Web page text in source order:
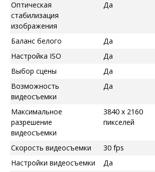
Оптическая
стабилизация
изображения
Да
Баланс белого Да
Настройка ISO
Да
Выбор сцены
Да
Возможность
видеосъемки
Да
Максимальное
разрешение
видеосъемки
3840 x 2160
пикселей
Скорость видеосъемки 30 fps
Настройки видеосъемки
Да